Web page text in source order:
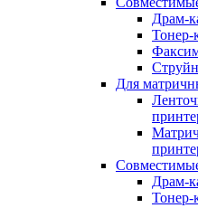
Драм-
Тонер-
Для
Драм-
Тонер-